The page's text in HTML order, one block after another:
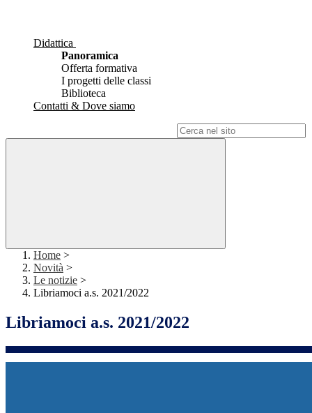
Didattica
Panoramica
Offerta formativa
I progetti delle classi
Biblioteca
Contatti & Dove siamo
Home >
Novità >
Le notizie >
Libriamoci a.s. 2021/2022
Libriamoci a.s. 2021/2022